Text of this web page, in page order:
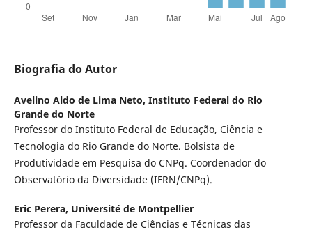
Biografia do Autor
Avelino Aldo de Lima Neto, Instituto Federal do Rio
Grande do Norte
Professor do Instituto Federal de Educação, Ciência e
Tecnologia do Rio Grande do Norte. Bolsista de
Produtividade em Pesquisa do CNPq. Coordenador do
Observatório da Diversidade (IFRN/CNPq).
Eric Perera, Université de Montpellier
Professor da Faculdade de Ciências e Técnicas das